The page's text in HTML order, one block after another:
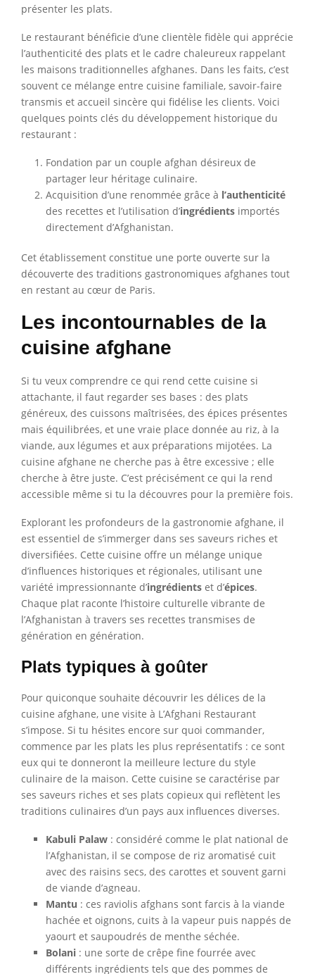
présenter les plats.
Le restaurant bénéficie d’une clientèle fidèle qui apprécie
l’authenticité des plats et le cadre chaleureux rappelant
les maisons traditionnelles afghanes. Dans les faits, c’est
souvent ce mélange entre cuisine familiale, savoir-faire
transmis et accueil sincère qui fidélise les clients. Voici
quelques points clés du développement historique du
restaurant :
Fondation par un couple afghan désireux de
partager leur héritage culinaire.
Acquisition d’une renommée grâce à l’authenticité
des recettes et l’utilisation d’ingrédients importés
directement d’Afghanistan.
Cet établissement constitue une porte ouverte sur la
découverte des traditions gastronomiques afghanes tout
en restant au cœur de Paris.
Les incontournables de la
cuisine afghane
Si tu veux comprendre ce qui rend cette cuisine si
attachante, il faut regarder ses bases : des plats
généreux, des cuissons maîtrisées, des épices présentes
mais équilibrées, et une vraie place donnée au riz, à la
viande, aux légumes et aux préparations mijotées. La
cuisine afghane ne cherche pas à être excessive ; elle
cherche à être juste. C’est précisément ce qui la rend
accessible même si tu la découvres pour la première fois.
Explorant les profondeurs de la gastronomie afghane, il
est essentiel de s’immerger dans ses saveurs riches et
diversifiées. Cette cuisine offre un mélange unique
d’influences historiques et régionales, utilisant une
variété impressionnante d’ingrédients et d’épices.
Chaque plat raconte l’histoire culturelle vibrante de
l’Afghanistan à travers ses recettes transmises de
génération en génération.
Plats typiques à goûter
Pour quiconque souhaite découvrir les délices de la
cuisine afghane, une visite à L’Afghani Restaurant
s’impose. Si tu hésites encore sur quoi commander,
commence par les plats les plus représentatifs : ce sont
eux qui te donneront la meilleure lecture du style
culinaire de la maison. Cette cuisine se caractérise par
ses saveurs riches et ses plats copieux qui reflètent les
traditions culinaires d’un pays aux influences diverses.
Kabuli Palaw : considéré comme le plat national de
l’Afghanistan, il se compose de riz aromatisé cuit
avec des raisins secs, des carottes et souvent garni
de viande d’agneau.
Mantu : ces raviolis afghans sont farcis à la viande
hachée et oignons, cuits à la vapeur puis nappés de
yaourt et saupoudrés de menthe séchée.
Bolani : une sorte de crêpe fine fourrée avec
différents ingrédients tels que des pommes de